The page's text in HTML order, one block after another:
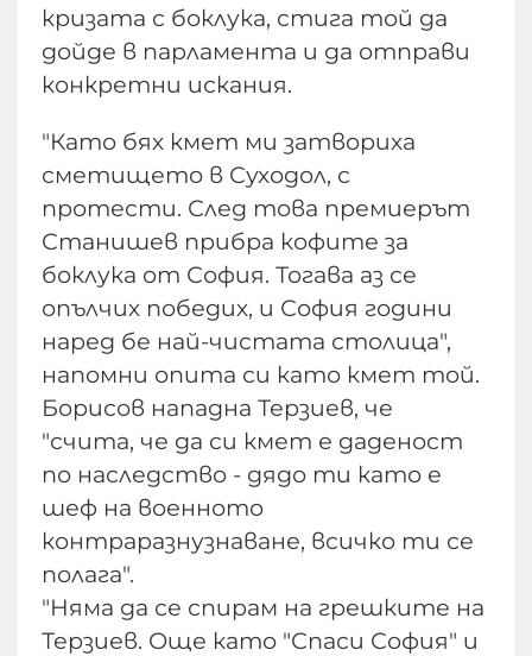
кризата с боклука, стига той да
дойде в парламента и да отправи
конкретни искания.
"Като бях кмет ми затвориха
сметището в Суходол, с
протести. След това премиерът
Станишев прибра кофите за
боклука от София. Тогава аз се
опълчих победих, и София години
наред бе най-чистата столица",
напомни опита си като кмет той.
Борисов нападна Терзиев, че
"счита, че да си кмет е даденост
по наследство - дядо ти като е
шеф на военното
контраразнузнаване, всичко ти се
полага".
"Няма да се спирам на грешките на
Терзиев. Още като "Спаси София" и